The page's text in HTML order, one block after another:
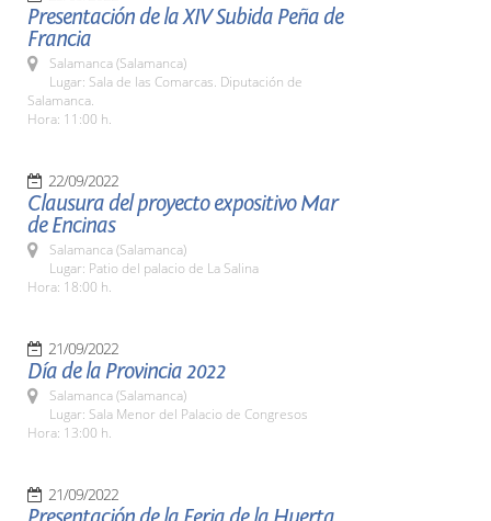
Presentación de la XIV Subida Peña de
Francia
Salamanca (Salamanca)
Lugar: Sala de las Comarcas. Diputación de
Salamanca.
Hora: 11:00 h.
22/09/2022
Clausura del proyecto expositivo Mar
de Encinas
Salamanca (Salamanca)
Lugar: Patio del palacio de La Salina
Hora: 18:00 h.
21/09/2022
Día de la Provincia 2022
Salamanca (Salamanca)
Lugar: Sala Menor del Palacio de Congresos
Hora: 13:00 h.
21/09/2022